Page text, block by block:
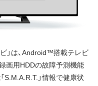
」は、Android™搭載テレビ
画用HDDの故障予測機能
S.M.A.R.T.」情報で健康状